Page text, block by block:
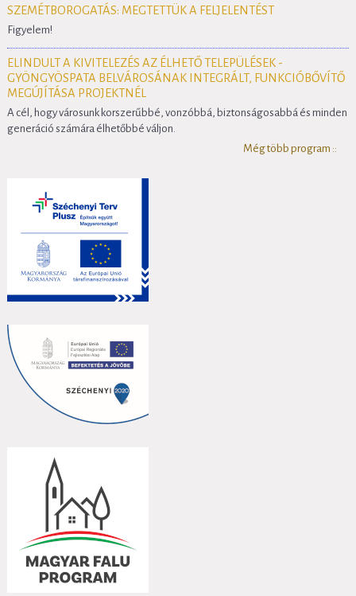
SZEMÉTBOROGATÁS: MEGTETTÜK A FELJELENTÉST
Figyelem!
ELINDULT A KIVITELEZÉS AZ ÉLHETŐ TELEPÜLÉSEK -
GYÖNGYÖSPATA BELVÁROSÁNAK INTEGRÁLT, FUNKCIÓBŐVÍTŐ
MEGÚJÍTÁSA PROJEKTNÉL
A cél, hogy városunk korszerűbbé, vonzóbbá, biztonságosabbá és minden
generáció számára élhetőbbé váljon.
Még több program ::